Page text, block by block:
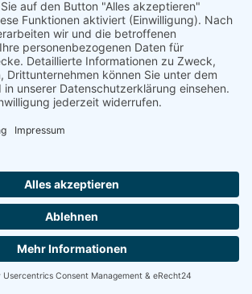
Neubaugebietes, am Stadtrand
sich unsere Pro Seniore Residenz. Zahlreiche
der ruhigen Umgebung zum Flanieren ein.
ein optimaler Ausgangspunkt fü...